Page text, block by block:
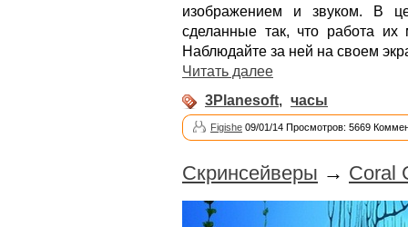
изображением и звуком. В
сделанные так, что работа их
Наблюдайте за ней на своем
Читать далее
3Planesoft, часы
Figishe 09/01/14 Просмотров: 5669
Скринсейверы → Coral